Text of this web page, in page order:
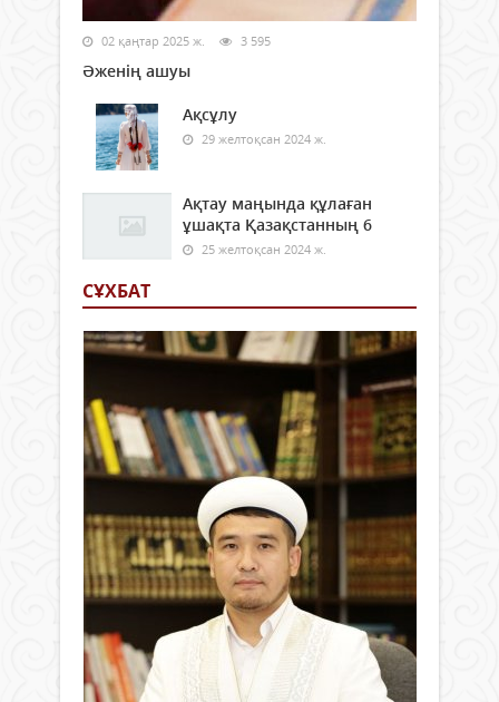
02 қаңтар 2025 ж. 3 595
Әженің ашуы
Ақсұлу
29 желтоқсан 2024 ж.
Ақтау маңында құлаған
ұшақта Қазақстанның 6
25 желтоқсан 2024 ж.
СҰХБАТ